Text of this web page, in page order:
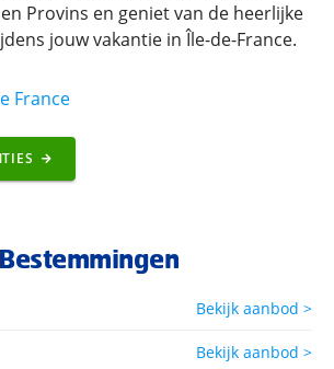
Provins en geniet van de heerlijke
jouw vakantie in Île-de-France.
France
Bestemmingen
Bekijk aanbod >
Bekijk aanbod >